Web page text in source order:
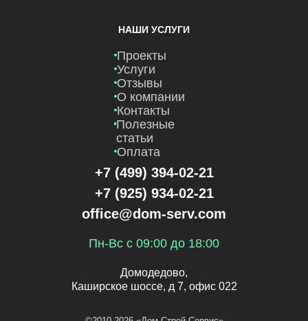
НАШИ УСЛУГИ
Проекты
Услуги
Отзывы
О компании
Контакты
Полезные
статьи
Оплата
+7 (499) 394-02-21
+7 (925) 934-02-21
office@dom-serv.com
Пн-Вс с 09:00 до 18:00
Домодедово,
Каширское шоссе, д 7, офис 022